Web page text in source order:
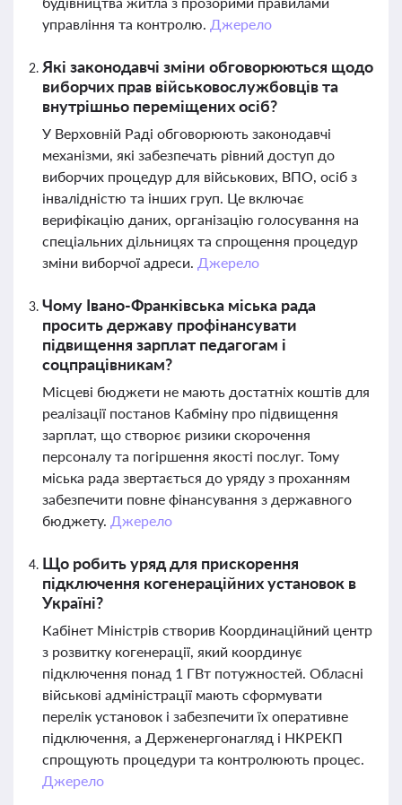
управління та контролю. Джерело
Які законодавчі зміни обговорюються щодо
виборчих прав військовослужбовців та
внутрішньо переміщених осіб?
У Верховній Раді обговорюють законодавчі
механізми, які забезпечать рівний доступ до
виборчих процедур для військових, ВПО, осіб з
інвалідністю та інших груп. Це включає
верифікацію даних, організацію голосування на
спеціальних дільницях та спрощення процедур
зміни виборчої адреси. Джерело
Чому Івано-Франківська міська рада
просить державу профінансувати
підвищення зарплат педагогам і
соцпрацівникам?
Місцеві бюджети не мають достатніх коштів для
реалізації постанов Кабміну про підвищення
зарплат, що створює ризики скорочення
персоналу та погіршення якості послуг. Тому
міська рада звертається до уряду з проханням
забезпечити повне фінансування з державного
бюджету. Джерело
Що робить уряд для прискорення
підключення когенераційних установок в
Україні?
Кабінет Міністрів створив Координаційний центр
з розвитку когенерації, який координує
підключення понад 1 ГВт потужностей. Обласні
військові адміністрації мають сформувати
перелік установок і забезпечити їх оперативне
підключення, а Держенергонагляд і НКРЕКП
спрощують процедури та контролюють процес.
Джерело